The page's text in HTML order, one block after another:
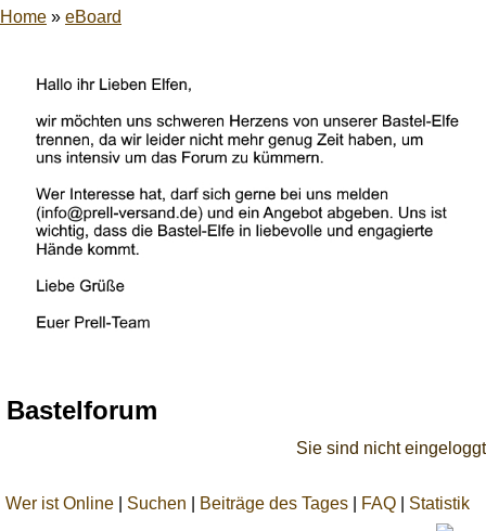
Home » eBoard
Bastelforum
Sie sind nicht eingeloggt
Wer ist Online Suchen Beiträge des Tages FAQ Statistik